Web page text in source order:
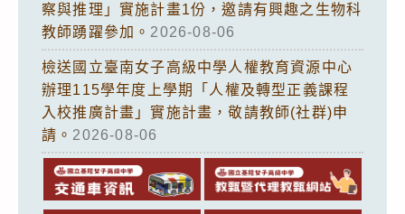
察與推理」實施計畫1份，邀請有興趣之生物科
教師踴躍參加。 2026-08-06
檢送國立臺南女子高級中學人權教育資源中心
辦理115學年度上學期「人權及轉型正義課程
入校推廣計畫」實施計畫，敬請教師(社群)申
請。 2026-08-06